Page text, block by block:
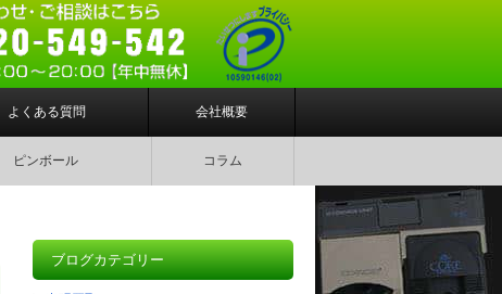
よくある質問 会社概要
ピンボール コラム
ブログカテゴリー